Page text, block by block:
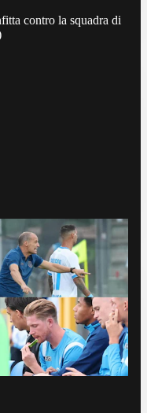
contro la squadra di